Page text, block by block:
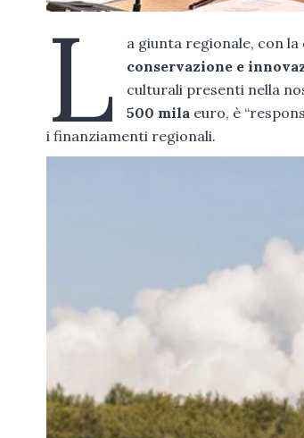
L a giunta regionale, con
conservazione e
culturali presenti nella
500 mila euro, è
i finanziamenti regionali.